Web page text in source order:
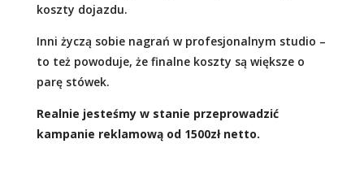
koszty dojazdu.
Inni życzą sobie nagrań w profesjonalnym studio –
to też powoduje, że finalne koszty są większe o
parę stówek.
Realnie jesteśmy w stanie przeprowadzić
kampanie reklamową od 1500zł netto.